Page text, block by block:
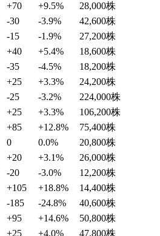
+70 +9.5% 28,000株
-30 -3.9% 42,600株
-15 -1.9% 27,200株
+40 +5.4% 18,600株
-35 -4.5% 18,200株
+25 +3.3% 24,200株
-25 -3.2% 224,000株
+25 +3.3% 106,200株
+85 +12.8% 75,400株
0 0.0% 20,800株
+20 +3.1% 26,000株
-20 -3.0% 12,200株
+105 +18.8% 14,400株
-185 -24.8% 40,600株
+95 +14.6% 50,800株
+25 +4.0% 47,800株